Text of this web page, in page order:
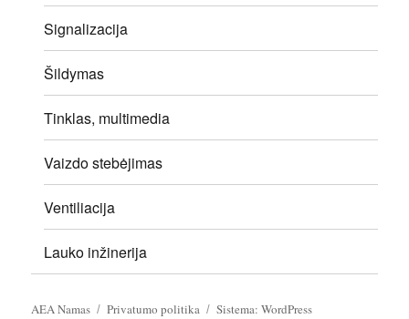
Signalizacija
Šildymas
Tinklas, multimedia
Vaizdo stebėjimas
Ventiliacija
Lauko inžinerija
AEA Namas Privatumo politika Sistema: WordPress